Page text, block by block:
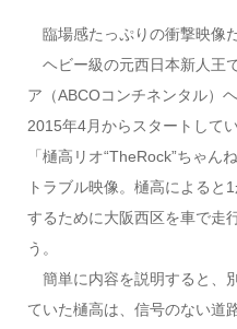
臨場感たっぷりの衝撃映像だ
ヘビー級の元西日本新人王
ア（ABCOコンチネンタル）
2015年4月からスタートして
「樋高リオ“TheRock”ちゃん
トラブル映像。樋高によると
するために大阪西区を車で走
う。
簡単に内容を説明すると、
ていた樋高は、信号のない道